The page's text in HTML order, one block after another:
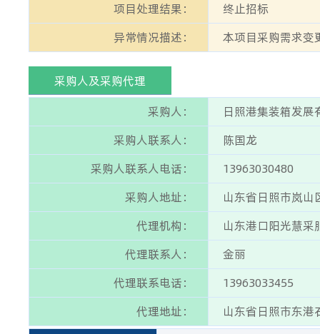
项目处理结果：
终止招标
异常情况描述：
本项目采购需求
采购人及采购代理
采购人：
日照港集装箱发
采购人联系人：
陈国龙
采购人联系人电话：
13963030480
采购人地址：
山东省日照市岚
代理机构：
山东港口阳光慧
代理联系人：
金丽
代理联系电话：
13963033455
代理地址：
山东省日照市东